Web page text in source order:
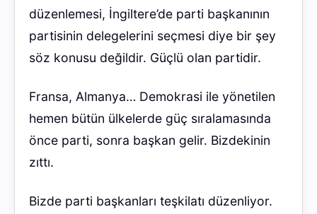
düzenlemesi, İngiltere’de parti başkanının
partisinin delegelerini seçmesi diye bir şey
söz konusu değildir. Güçlü olan partidir.
Fransa, Almanya… Demokrasi ile yönetilen
hemen bütün ülkelerde güç sıralamasında
önce parti, sonra başkan gelir. Bizdekinin
zıttı.
Bizde parti başkanları teşkilatı düzenliyor.